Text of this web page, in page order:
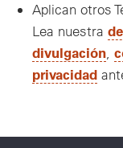
Aplican otros
Lea nuestra
divulgación,
privacidad